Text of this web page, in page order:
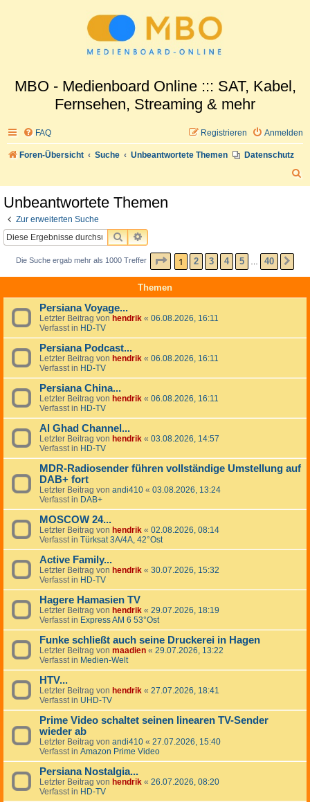
MBO - Medienboard Online ::: SAT, Kabel,
Fernsehen, Streaming & mehr
FAQ Anmelden
Registrieren
Foren-Übersicht Suche Unbeantwortete Themen
Datenschutz
Unbeantwortete Themen
Zur erweiterten Suche
SUCHEERWEITERTE SUCHE
Die Suche ergab mehr als 1000 Treffer SEITE1 VON40
1 2 3 4 5 40
Themen
Persiana Voyage...
Letzter Beitrag von hendrik « 06.08.2026, 16:11
Verfasst in HD-TV
Persiana Podcast...
Letzter Beitrag von hendrik « 06.08.2026, 16:11
Verfasst in HD-TV
Persiana China...
Letzter Beitrag von hendrik « 06.08.2026, 16:11
Verfasst in HD-TV
Al Ghad Channel...
Letzter Beitrag von hendrik « 03.08.2026, 14:57
Verfasst in HD-TV
MDR-Radiosender führen vollständige Umstellung auf
DAB+ fort
Letzter Beitrag von andi410 « 03.08.2026, 13:24
Verfasst in DAB+
MOSCOW 24...
Letzter Beitrag von hendrik « 02.08.2026, 08:14
Verfasst in Türksat 3A/4A, 42°Ost
Active Family...
Letzter Beitrag von hendrik « 30.07.2026, 15:32
Verfasst in HD-TV
Hagere Hamasien TV
Letzter Beitrag von hendrik « 29.07.2026, 18:19
Verfasst in Express AM 6 53°Ost
Funke schließt auch seine Druckerei in Hagen
Letzter Beitrag von maadien « 29.07.2026, 13:22
Verfasst in Medien-Welt
HTV...
Letzter Beitrag von hendrik « 27.07.2026, 18:41
Verfasst in UHD-TV
Prime Video schaltet seinen linearen TV-Sender
wieder ab
Letzter Beitrag von andi410 « 27.07.2026, 15:40
Verfasst in Amazon Prime Video
Persiana Nostalgia...
Letzter Beitrag von hendrik « 26.07.2026, 08:20
Verfasst in HD-TV